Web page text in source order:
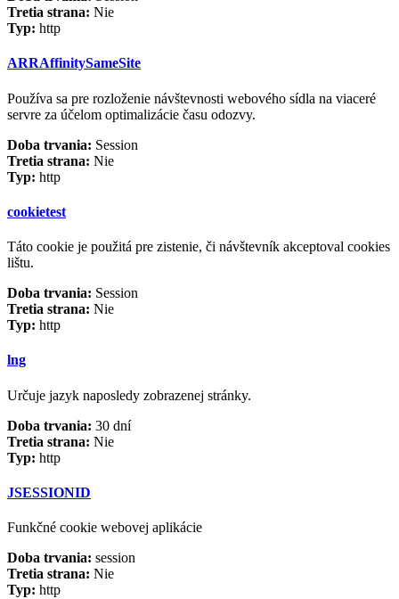
Tretia strana: Nie
Typ: http
ARRAffinitySameSite
Používa sa pre rozloženie návštevnosti webového sídla na viaceré
servre za účelom optimalizácie času odozvy.
Doba trvania: Session
Tretia strana: Nie
Typ: http
cookietest
Táto cookie je použitá pre zistenie, či návštevník akceptoval cookies
lištu.
Doba trvania: Session
Tretia strana: Nie
Typ: http
lng
Určuje jazyk naposledy zobrazenej stránky.
Doba trvania: 30 dní
Tretia strana: Nie
Typ: http
JSESSIONID
Funkčné cookie webovej aplikácie
Doba trvania: session
Tretia strana: Nie
Typ: http